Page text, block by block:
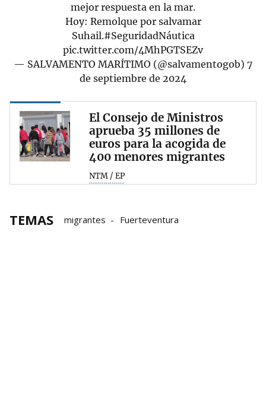
mejor respuesta en la mar.
Hoy: Remolque por salvamar
Suhail.#SeguridadNáutica
pic.twitter.com/4MhPGTSEZv
— SALVAMENTO MARÍTIMO (@salvamentogob) 7
de septiembre de 2024
El Consejo de Ministros
aprueba 35 millones de
euros para la acogida de
400 menores migrantes
NTM / EP
TEMAS migrantes Fuerteventura